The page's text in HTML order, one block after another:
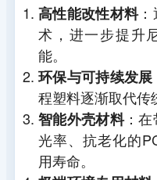
适 高性能改性材料：
术，进一步提升
能。
环保与可持续发展
程塑料逐渐取代传
智能外壳材料：在
光率、抗老化的
用寿命。